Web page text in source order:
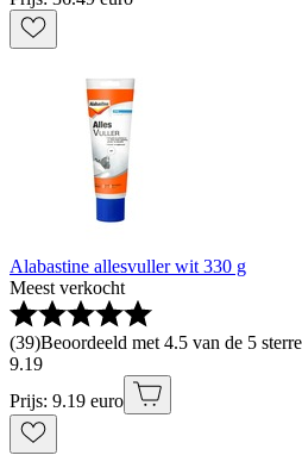
Alabastine allesvuller wit 330 g
Meest verkocht
(39)Beoordeeld met 4.5 van de 5
9.19
Prijs: 9.19 euro